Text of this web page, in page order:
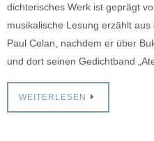
dichterisches Werk ist geprägt
musikalische Lesung erzählt
Paul Celan, nachdem er über
und dort seinen Gedichtband
WEITERLESEN